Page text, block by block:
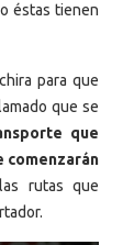
éstas tienen
para que
que se
que
comenzarán
rutas que